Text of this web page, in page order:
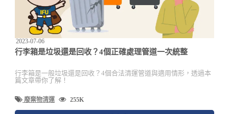
2023-07-06
行李箱是垃圾還是回收？4個正確處理管道一次統整
行李箱是一般垃圾還是回收？4個合法清運管道與適用情形，透過本
篇文章帶你了解！
廢棄物清運 255K